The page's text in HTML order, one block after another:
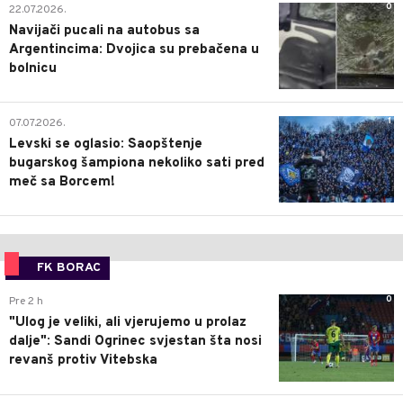
0
22.07.2026.
Navijači pucali na autobus sa
Argentincima: Dvojica su prebačena u
bolnicu
1
07.07.2026.
Levski se oglasio: Saopštenje
bugarskog šampiona nekoliko sati pred
meč sa Borcem!
FK BORAC
0
Pre 2 h
"Ulog je veliki, ali vjerujemo u prolaz
dalje": Sandi Ogrinec svjestan šta nosi
revanš protiv Vitebska